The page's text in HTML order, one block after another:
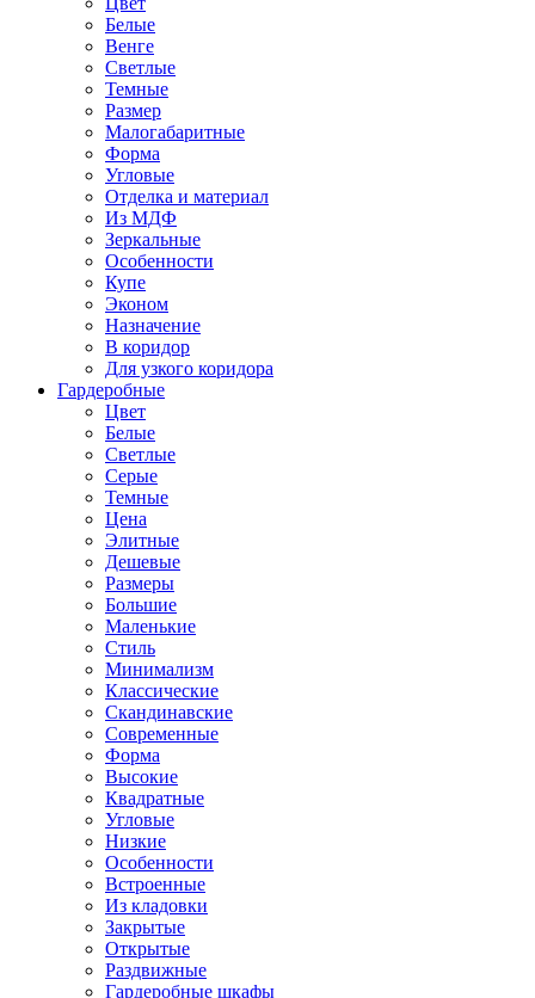
Белые
Венге
Светлые
Темные
Размер
Малогабаритные
Форма
Угловые
Отделка и материал
Из МДФ
Зеркальные
Особенности
Купе
Эконом
Назначение
В коридор
Для узкого коридора
Гардеробные
Цвет
Белые
Светлые
Серые
Темные
Цена
Элитные
Дешевые
Размеры
Большие
Маленькие
Стиль
Минимализм
Классические
Скандинавские
Современные
Форма
Высокие
Квадратные
Угловые
Низкие
Особенности
Встроенные
Из кладовки
Закрытые
Открытые
Раздвижные
Гардеробные шкафы